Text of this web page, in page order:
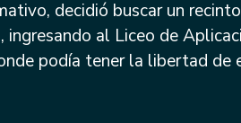
decidió buscar un
al Liceo de
podía tener la libertad de